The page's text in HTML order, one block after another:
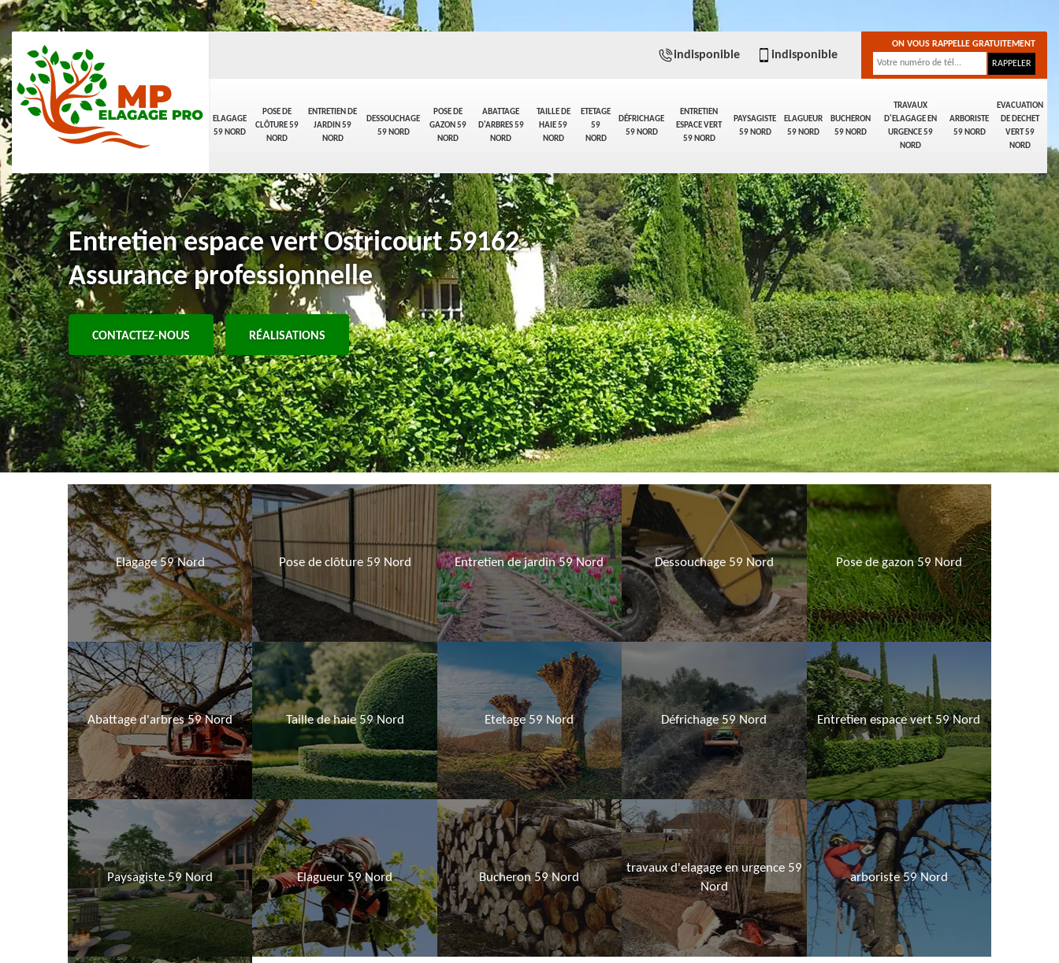
ELAGAGE
59 NORD
POSE DE
CLÔTURE 59
NORD
ENTRETIEN DE
JARDIN 59
NORD
DESSOUCHAGE
59 NORD
POSE DE
GAZON 59
NORD
ABATTAGE
D'ARBRES 59
NORD
TAILLE DE
HAIE 59
NORD
ETETAGE
59
NORD
DÉFRICHAGE
59 NORD
ENTRETIEN
ESPACE VERT
59 NORD
PAYSAGISTE
59 NORD
ELAGUEUR
59 NORD
BUCHERON
59 NORD
TRAVAUX
D'ELAGAGE EN
URGENCE 59
NORD
ARBORISTE
59 NORD
EVACUATION
DE DECHET
VERT 59
NORD
indisponible indisponible
ON VOUS RAPPELLE GRATUITEMENT
Entretien espace vert Ostricourt 59162
Assurance professionnelle
CONTACTEZ-NOUS RÉALISATIONS
Elagage 59 Nord Pose de clôture 59 Nord Entretien de jardin 59 Nord Dessouchage 59 Nord Pose de gazon 59 Nord
Abattage d'arbres 59 Nord Taille de haie 59 Nord Etetage 59 Nord Défrichage 59 Nord Entretien espace vert 59 Nord
Paysagiste 59 Nord Elagueur 59 Nord Bucheron 59 Nord
travaux d'elagage en urgence 59
Nord
arboriste 59 Nord